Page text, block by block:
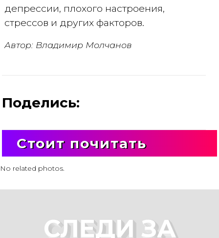
депрессии, плохого настроения,
стрессов и других факторов.
Автор: Владимир Молчанов
Поделись:
Стоит почитать
No related photos.
СЛЕДИ ЗА